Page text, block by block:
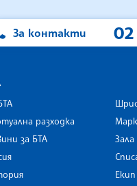
За контакти 02
разходка
за БТА
Екип